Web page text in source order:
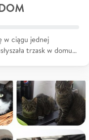
w ciągu jednej
trzask w domu…